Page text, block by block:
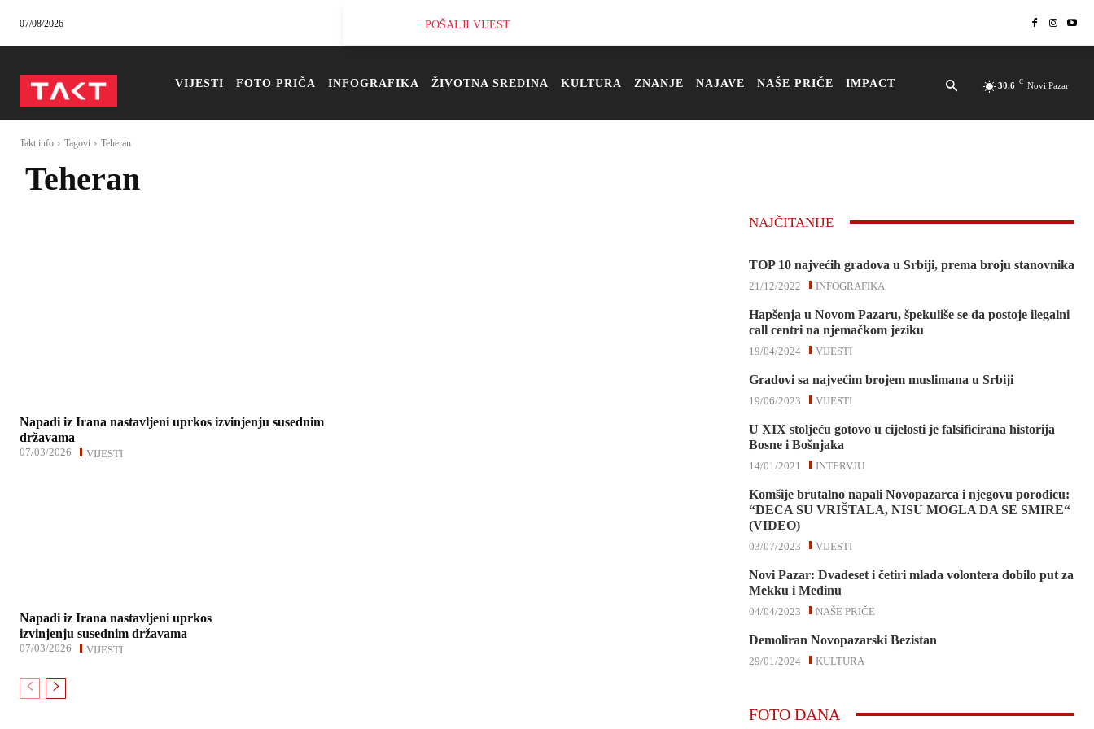
07/08/2026 POŠALJI VIJEST
VIJESTI FOTO PRIČA INFOGRAFIKA ŽIVOTNA SREDINA KULTURA ZNANJE NAJAVE NAŠE PRIČE IMPACT 30.6 C Novi Pazar
Takt info Tagovi Teheran
Teheran
Napadi iz Irana nastavljeni uprkos izvinjenju susednim
državama
VIJESTI
07/03/2026
Napadi iz Irana nastavljeni uprkos
izvinjenju susednim državama
VIJESTI
07/03/2026
NAJČITANIJE
TOP 10 najvećih gradova u Srbiji, prema broju stanovnika
INFOGRAFIKA
21/12/2022
Hapšenja u Novom Pazaru, špekuliše se da postoje ilegalni
call centri na njemačkom jeziku
VIJESTI
19/04/2024
Gradovi sa najvećim brojem muslimana u Srbiji
VIJESTI
19/06/2023
U XIX stoljeću gotovo u cijelosti je falsificirana historija
Bosne i Bošnjaka
INTERVJU
14/01/2021
Komšije brutalno napali Novopazarca i njegovu porodicu:
“DECA SU VRIŠTALA, NISU MOGLA DA SE SMIRE“
(VIDEO)
VIJESTI
03/07/2023
Novi Pazar: Dvadeset i četiri mlada volontera dobilo put za
Mekku i Medinu
NAŠE PRIČE
04/04/2023
Demoliran Novopazarski Bezistan
KULTURA
29/01/2024
FOTO DANA